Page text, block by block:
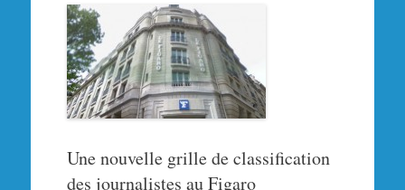
Une nouvelle grille de classification
des journalistes au Figaro